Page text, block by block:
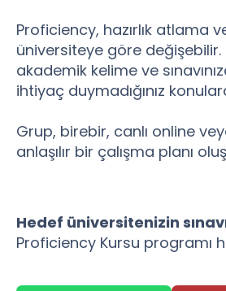
Proficiency, hazırlık atlama
üniversiteye göre değişebilir.
akademik kelime ve
ihtiyaç duymadığınız
Grup, birebir, canlı online
anlaşılır bir çalışma planı
Hedef üniversitenizin
Proficiency Kursu programı